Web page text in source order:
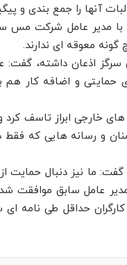
آنها را جمع بندی و
عامل شرکت مس سرگز
معوقه ای ندارند.
اذعان داشته، گفت:
و اضافه کار هم
خارجی ابراز تاسف کرد
و رسانه هایی که فقط
ما نیز دنبال حمایت از
عامل سابق موافقت
کارگران حداقل طی نامه